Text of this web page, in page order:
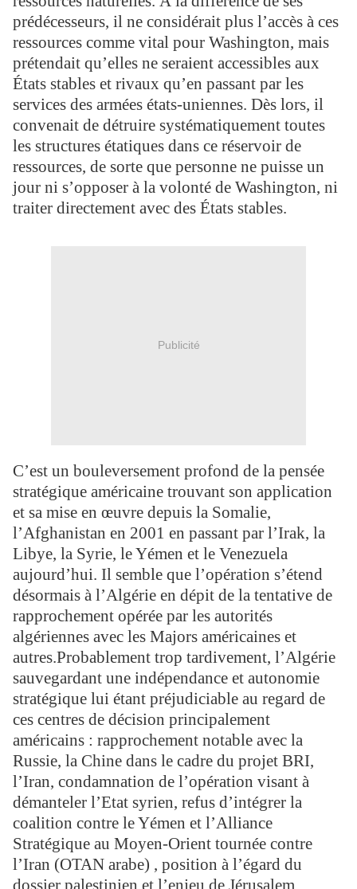
prédécesseurs, il ne considérait plus l’accès à ces
ressources comme vital pour Washington, mais
prétendait qu’elles ne seraient accessibles aux
États stables et rivaux qu’en passant par les
services des armées états-uniennes. Dès lors, il
convenait de détruire systématiquement toutes
les structures étatiques dans ce réservoir de
ressources, de sorte que personne ne puisse un
jour ni s’opposer à la volonté de Washington, ni
traiter directement avec des États stables.
Publicité
C’est un bouleversement profond de la pensée
stratégique américaine trouvant son application
et sa mise en œuvre depuis la Somalie,
l’Afghanistan en 2001 en passant par l’Irak, la
Libye, la Syrie, le Yémen et le Venezuela
aujourd’hui. Il semble que l’opération s’étend
désormais à l’Algérie en dépit de la tentative de
rapprochement opérée par les autorités
algériennes avec les Majors américaines et
autres.Probablement trop tardivement, l’Algérie
sauvegardant une indépendance et autonomie
stratégique lui étant préjudiciable au regard de
ces centres de décision principalement
américains : rapprochement notable avec la
Russie, la Chine dans le cadre du projet BRI,
l’Iran, condamnation de l’opération visant à
démanteler l’Etat syrien, refus d’intégrer la
coalition contre le Yémen et l’Alliance
Stratégique au Moyen-Orient tournée contre
l’Iran (OTAN arabe) , position à l’égard du
dossier palestinien et l’enjeu de Jérusalem,